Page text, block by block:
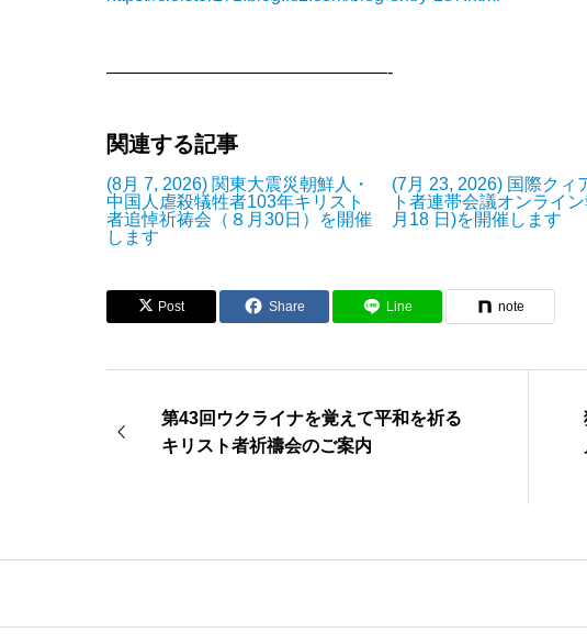
————————————————-
関連する記事
(8月 7, 2026) 関東大震災朝鮮人・
中国人虐殺犠牲者103年キリスト
者追悼祈祷会（８月30日）を開催
します
(7月 23, 2026) 国際クィ
ト者連帯会議オンライ
月18 日)を開催します
Post Share Line note
第43回ウクライナを覚えて平和を祈る
キリスト者祈禱会のご案内